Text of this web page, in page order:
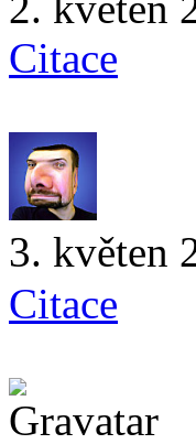
Citace
3. květen
Citace